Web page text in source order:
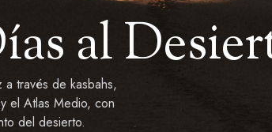
al
través de kasbahs,
el Atlas Medio, con
del desierto.